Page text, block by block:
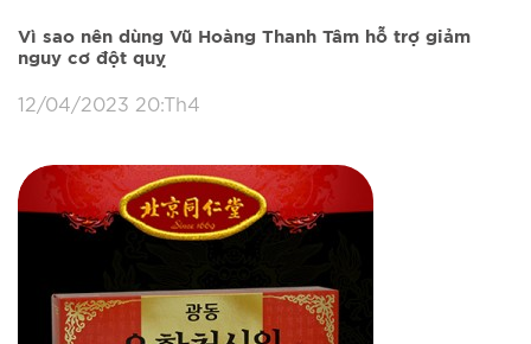
Vì sao nên dùng Vũ Hoàng Thanh Tâm hỗ trợ giảm
nguy cơ đột quỵ
12/04/2023 20:Th4